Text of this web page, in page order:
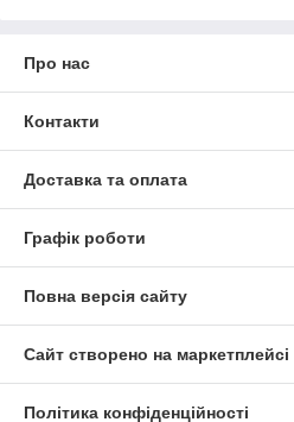
Про нас
Контакти
Доставка та оплата
Графік роботи
Повна версія сайту
Сайт створено на маркетплейсі
Політика конфіденційності